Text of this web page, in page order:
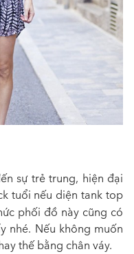
sự trẻ trung, hiện đại
tuổi nếu diện tank top
phối đồ này cũng có
nhé. Nếu không muốn
thế bằng chân váy.